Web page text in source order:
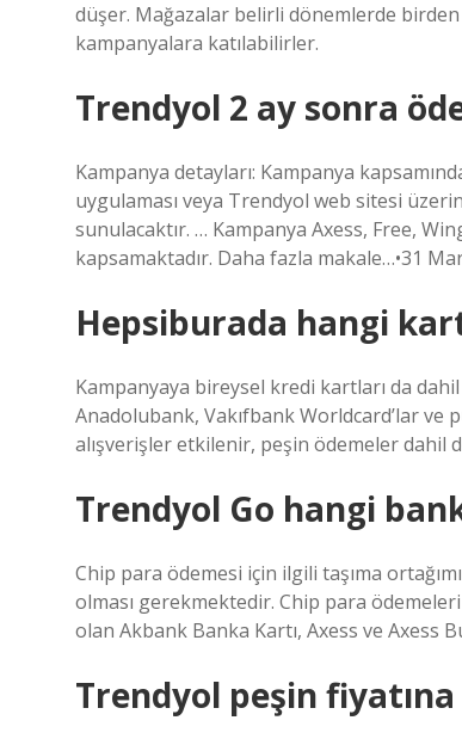
düşer. Mağazalar belirli dönemlerde birden
kampanyalara katılabilirler.
Trendyol 2 ay sonra
Kampanya detayları: Kampanya
uygulaması veya Trendyol web sitesi
sunulacaktır. … Kampanya Axess, Free,
kapsamaktadır. Daha fazla makale…•31
Hepsiburada hangi
Kampanyaya bireysel kredi kartları da
Anadolubank, Vakıfbank Worldcard’lar ve
alışverişler etkilenir, peşin ödemeler dahil
Trendyol Go hangi
Chip para ödemesi için ilgili taşıma
olması gerekmektedir. Chip para
olan Akbank Banka Kartı, Axess ve Axess
Trendyol peşin